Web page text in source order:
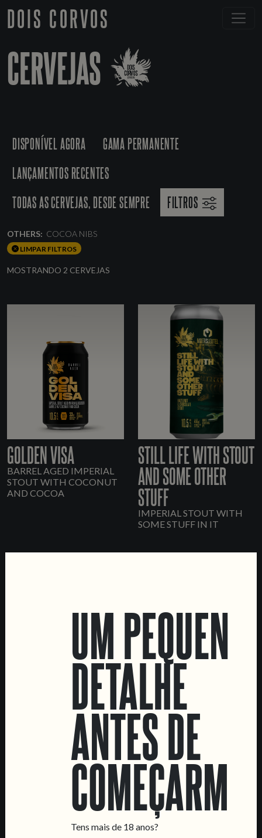
DOIS CORVOS
CERVEJAS
DISPONÍVEL AGORA
GAMA PERMANENTE
LANÇAMENTOS RECENTES
TODAS AS CERVEJAS, DESDE SEMPRE
FILTROS
OTHERS: COCOA NIBS
LIMPAR FILTROS
MOSTRANDO 2 CERVEJAS
GOLDEN VISA
BARREL AGED IMPERIAL
STOUT WITH COCONUT
AND COCOA
STILL LIFE WITH STOUT
AND SOME OTHER
STUFF
IMPERIAL STOUT WITH
SOME STUFF IN IT
Marvila Taproom
Intendente Taproom
CONTACTA-NOS
Quero vender as vossas cervejas!
Tours e eventos privados
Livro de Reclamações
UM PEQUENO
DETALHE
ANTES DE
Tens mais de 18 anos?